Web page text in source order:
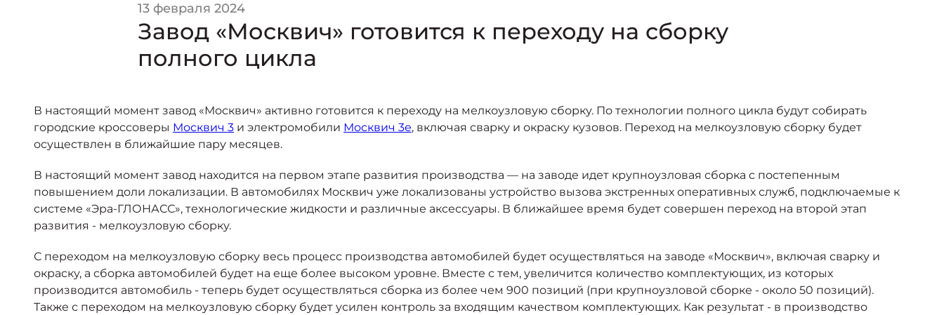
13 февраля 2024
Завод «Москвич» готовится к переходу на сборку
полного цикла
В настоящий момент завод «Москвич» активно готовится к переходу на мелкоузловую сборку. По технологии полного цикла будут собирать
городские кроссоверы Москвич 3 и электромобили Москвич 3е, включая сварку и окраску кузовов. Переход на мелкоузловую сборку будет
осуществлен в ближайшие пару месяцев.
В настоящий момент завод находится на первом этапе развития производства — на заводе идет крупноузловая сборка с постепенным
повышением доли локализации. В автомобилях Москвич уже локализованы устройство вызова экстренных оперативных служб, подключаемые к
системе «Эра-ГЛОНАСС», технологические жидкости и различные аксессуары. В ближайшее время будет совершен переход на второй этап
развития - мелкоузловую сборку.
С переходом на мелкоузловую сборку весь процесс производства автомобилей будет осуществляться на заводе «Москвич», включая сварку и
окраску, а сборка автомобилей будет на еще более высоком уровне. Вместе с тем, увеличится количество комплектующих, из которых
производится автомобиль - теперь будет осуществляться сборка из более чем 900 позиций (при крупноузловой сборке - около 50 позиций).
Также с переходом на мелкоузловую сборку будет усилен контроль за входящим качеством комплектующих. Как результат - в производство